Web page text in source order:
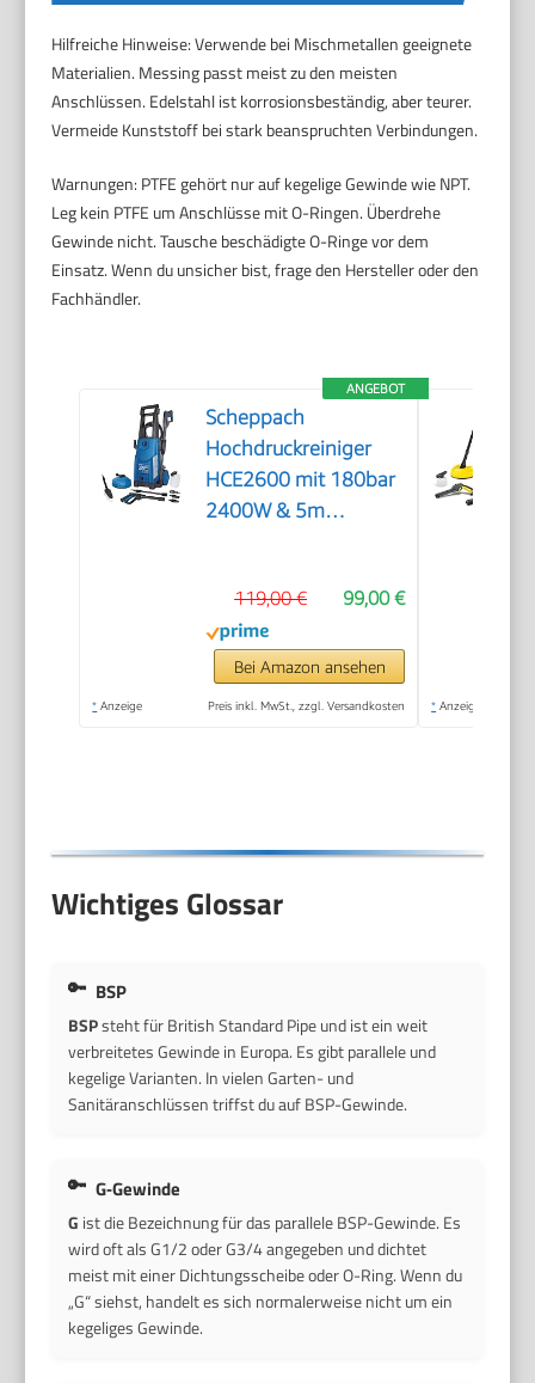
Hilfreiche Hinweise: Verwende bei Mischmetallen geeignete
Materialien. Messing passt meist zu den meisten
Anschlüssen. Edelstahl ist korrosionsbeständig, aber teurer.
Vermeide Kunststoff bei stark beanspruchten Verbindungen.
Warnungen: PTFE gehört nur auf kegelige Gewinde wie NPT.
Leg kein PTFE um Anschlüsse mit O-Ringen. Überdrehe
Gewinde nicht. Tausche beschädigte O-Ringe vor dem
Einsatz. Wenn du unsicher bist, frage den Hersteller oder den
Fachhändler.
ANGEBOT
Scheppach
Hochdruckreiniger
HCE2600 mit 180bar
2400W & 5m
99,00 €
119,00 €
Bei Amazon ansehen
* Anzeige Preis inkl. MwSt., zzgl. Versandkosten * Anzeige
Wichtiges Glossar
BSP
BSPsteht für British Standard Pipe und ist ein weit
verbreitetes Gewinde in Europa. Es gibt parallele und
kegelige Varianten. In vielen Garten- und
Sanitäranschlüssen triffst du auf BSP-Gewinde.
G‑Gewinde
G ist die Bezeichnung für das parallele BSP-Gewinde. Es
wird oft als G1/2 oder G3/4 angegeben und dichtet
meist mit einer Dichtungsscheibe oder O-Ring. Wenn du
„G“ siehst, handelt es sich normalerweise nicht um ein
kegeliges Gewinde.